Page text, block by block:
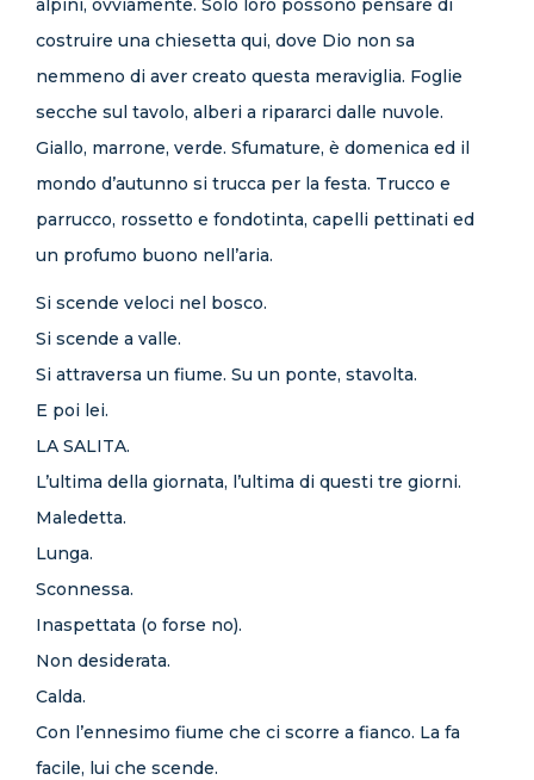
alpini, ovviamente. Solo loro possono pensare di
costruire una chiesetta qui, dove Dio non sa
nemmeno di aver creato questa meraviglia. Foglie
secche sul tavolo, alberi a ripararci dalle nuvole.
Giallo, marrone, verde. Sfumature, è domenica ed il
mondo d’autunno si trucca per la festa. Trucco e
parrucco, rossetto e fondotinta, capelli pettinati ed
un profumo buono nell’aria.
Si scende veloci nel bosco.
Si scende a valle.
Si attraversa un fiume. Su un ponte, stavolta.
E poi lei.
LA SALITA.
L’ultima della giornata, l’ultima di questi tre giorni.
Maledetta.
Lunga.
Sconnessa.
Inaspettata (o forse no).
Non desiderata.
Calda.
Con l’ennesimo fiume che ci scorre a fianco. La fa
facile, lui che scende.